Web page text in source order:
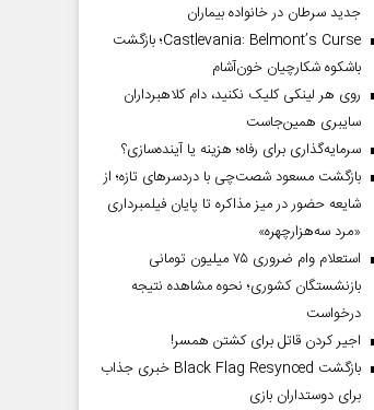
جدید سرطان در خانواده بیماران
Castlevania: Belmont’s Curse؛ بازگشت
باشکوه شکارچیان خون‌آشام
روی هر لینکی کلیک نکنید، دام کلاهبرداران
سایبری همین‌جاست
سرمایه‌گذاری برای رفاه؛ هزینه یا آینده‌سازی؟
بازگشت مسعود شصت‌چی با دردسر‌های تازه؛ از
شایعه حضور در میز مذاکره تا پایان فیلمبرداری
«مرد سه‌هزارچهره»
استعلام وام ضروری ۷۵ میلیون تومانی
بازنشستگان کشوری؛ نحوه مشاهده نتیجه
درخواست
اجیر کردن قاتل برای کشتن همسر!
بازگشت Black Flag Resynced خبری جذاب
برای دوستداران بازی